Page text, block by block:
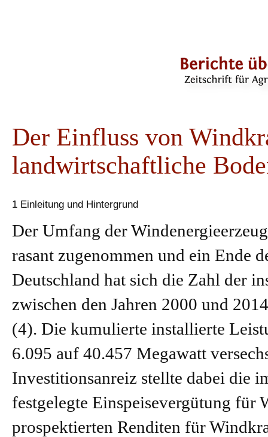
Der Einfluss von
landwirtschaftliche
1 Einleitung und Hintergrund
Der Umfang der
rasant zugenommen und ein Ende
Deutschland hat sich die Zahl der
zwischen den Jahren 2000 und
(4). Die kumulierte installierte
6.095 auf 40.457 Megawatt
Investitionsanreiz stellte dabei die
festgelegte Einspeisevergütung für
prospektierten Renditen für